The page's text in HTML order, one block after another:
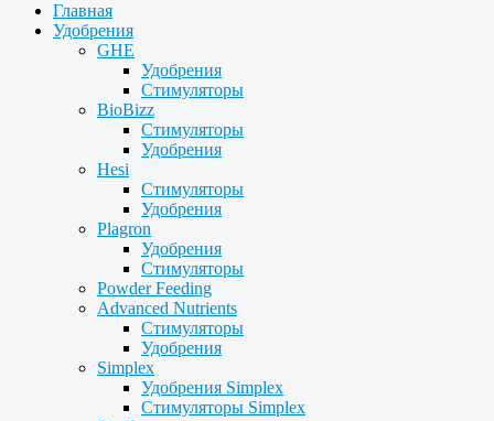
Главная
Удобрения
GHE
Удобрения
Стимуляторы
BioBizz
Стимуляторы
Удобрения
Hesi
Стимуляторы
Удобрения
Plagron
Удобрения
Стимуляторы
Powder Feeding
Advanced Nutrients
Стимуляторы
Удобрения
Simplex
Удобрения Simplex
Стимуляторы Simplex